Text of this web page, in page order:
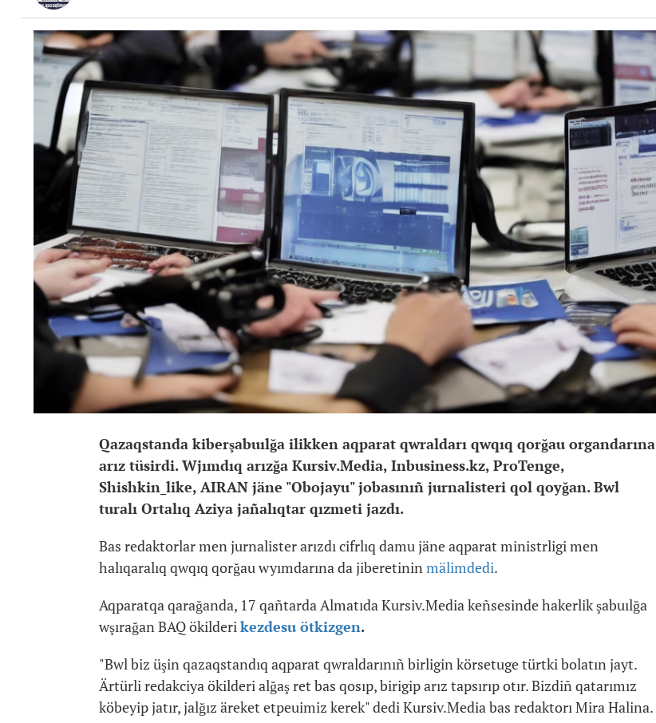
Qazaqstanda kiberşabuılğa ilikken aqparat qwraldarı qwqıq qorğau organdarına
arız tüsirdi. Wjımdıq arızğa Kursiv.Media, Inbusiness.kz, ProTenge,
Shishkin_like, AIRAN jäne "Obojayu" jobasınıñ jurnalisteri qol qoyğan. Bwl
turalı Ortalıq Aziya jañalıqtar qızmeti jazdı.
Bas redaktorlar men jurnalister arızdı cifrlıq damu jäne aqparat ministrligi men
halıqaralıq qwqıq qorğau wyımdarına da jiberetininmälimdedi.
Aqparatqa qarağanda, 17 qañtarda Almatıda Kursiv.Media keñsesinde hakerlik şabuılğa
wşırağan BAQ ökilderikezdesu ötkizgen.
"Bwl biz üşin qazaqstandıq aqparat qwraldarınıñ birligin körsetuge türtki bolatın jayt.
Ärtürli redakciya ökilderi alğaş ret bas qosıp, birigip arız tapsırıp otır. Bizdiñ qatarımız
köbeyip jatır, jalğız äreket etpeuimiz kerek" dedi Kursiv.Media bas redaktorı Mira Halina.